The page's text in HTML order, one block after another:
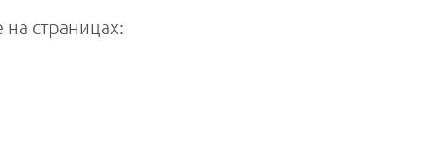
страницах: